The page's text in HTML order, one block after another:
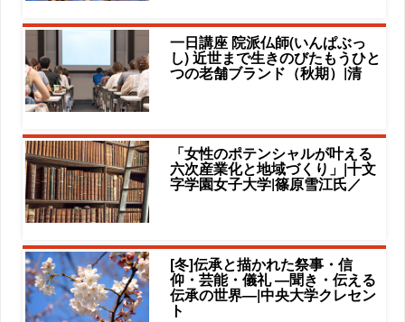
一日講座 院派仏師(いんぱぶっ
し) 近世まで生きのびたもうひと
つの老舗ブランド（秋期）|清
「女性のポテンシャルが叶える
六次産業化と地域づくり」|十文
字学園女子大学|篠原雪江氏／
[冬]伝承と描かれた祭事・信
仰・芸能・儀礼 ―聞き・伝える
伝承の世界―|中央大学クレセン
ト